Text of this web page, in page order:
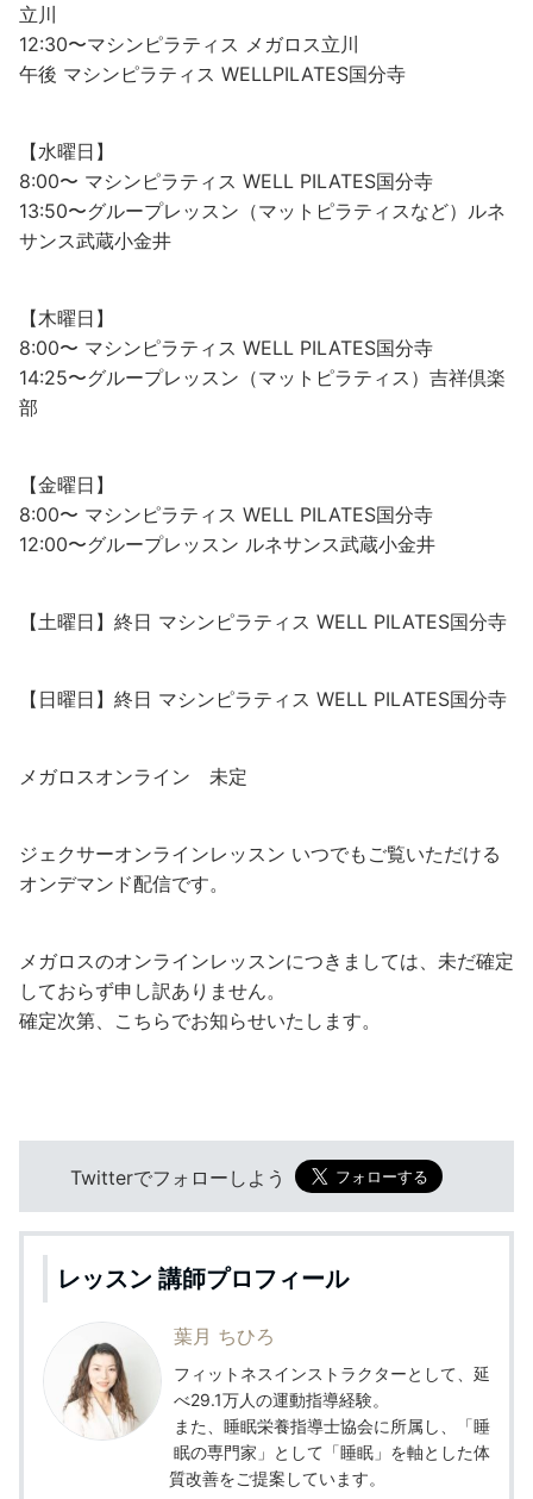
立川
12:30〜マシンピラティス メガロス立川
午後 マシンピラティス WELLPILATES国分寺
【水曜日】
8:00〜 マシンピラティス WELL PILATES国分寺
13:50〜グループレッスン（マットピラティスなど）ルネ
サンス武蔵小金井
【木曜日】
8:00〜 マシンピラティス WELL PILATES国分寺
14:25〜グループレッスン（マットピラティス）吉祥倶楽
部
【金曜日】
8:00〜 マシンピラティス WELL PILATES国分寺
12:00〜グループレッスン ルネサンス武蔵小金井
【土曜日】終日 マシンピラティス WELL PILATES国分寺
【日曜日】終日 マシンピラティス WELL PILATES国分寺
メガロスオンライン 未定
ジェクサーオンラインレッスン いつでもご覧いただける
オンデマンド配信です。
メガロスのオンラインレッスンにつきましては、未だ確定
しておらず申し訳ありません。
確定次第、こちらでお知らせいたします。
Twitterでフォローしよう
レッスン 講師プロフィール
葉月 ちひろ
フィットネスインストラクターとして、延
べ29.1万人の運動指導経験。
また、睡眠栄養指導士協会に所属し、「睡
眠の専門家」として「睡眠」を軸とした体
質改善をご提案しています。